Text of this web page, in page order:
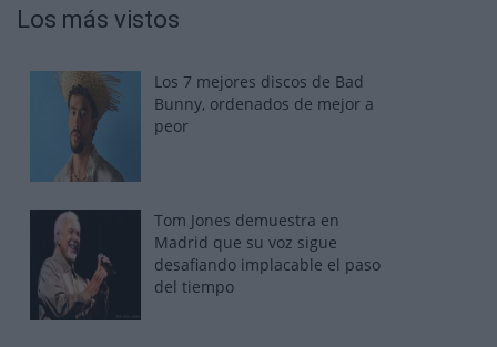
Los más vistos
Los 7 mejores discos de Bad
Bunny, ordenados de mejor a
peor
Tom Jones demuestra en
Madrid que su voz sigue
desafiando implacable el paso
del tiempo